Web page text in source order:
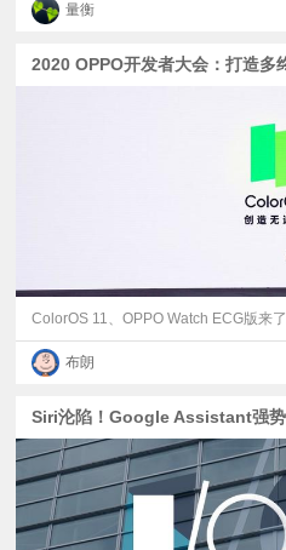
评
普
验
专
量衡
ColorOS 11、OPPO Watch ECG版来了
布朗